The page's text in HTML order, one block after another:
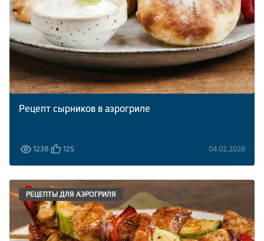
Рецепт сырников в аэрогриле
1238 125 04.02.2026
РЕЦЕПТЫ ДЛЯ АЭРОГРИЛЯ